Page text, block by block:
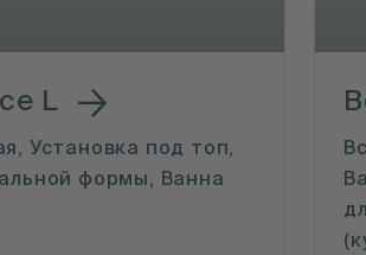
L
Установка под топ,
формы, Ванна